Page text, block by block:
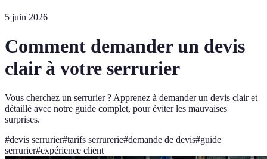
5 juin 2026
Comment demander un devis
clair à votre serrurier
Vous cherchez un serrurier ? Apprenez à demander un devis clair et
détaillé avec notre guide complet, pour éviter les mauvaises
surprises.
#devis serrurier#tarifs serrurerie#demande de devis#guide
serrurier#expérience client